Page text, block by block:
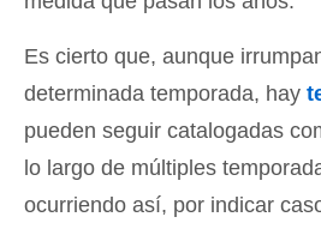
Es cierto que, aunque
determinada temporada, hay
pueden seguir catalogadas
lo largo de múltiples
ocurriendo así, por indicar